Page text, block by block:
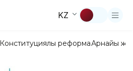
KZ
Конституциялық реформаАрнайы